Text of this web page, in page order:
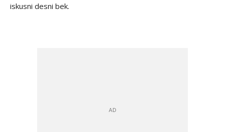
iskusni desni bek.